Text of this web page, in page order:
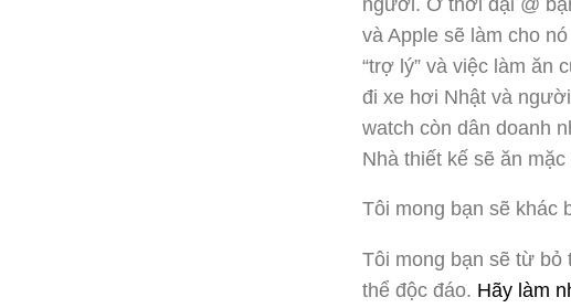
và Apple sẽ làm cho
“trợ lý” và việc làm ăn
đi xe hơi Nhật và
watch còn dân doanh
Nhà thiết kế sẽ ăn
Tôi mong bạn sẽ khác
Tôi mong bạn sẽ từ bỏ
thể độc đáo. Hãy làm